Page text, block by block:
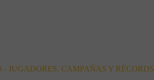
JUGADORES, CAMPAÑAS Y RÉCORDS